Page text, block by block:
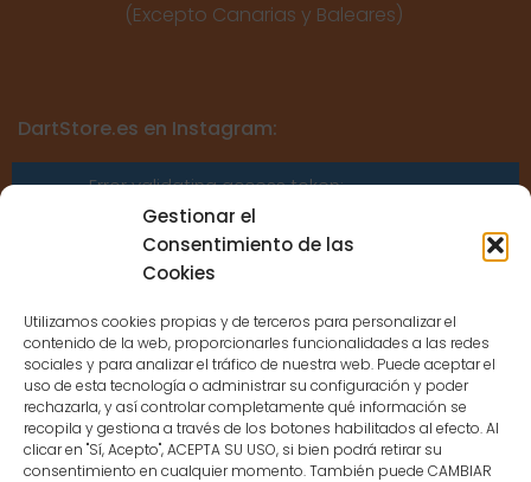
Gestionar el
Consentimiento de las
Cookies
Utilizamos cookies propias y de terceros para personalizar el
contenido de la web, proporcionarles funcionalidades a las redes
sociales y para analizar el tráfico de nuestra web. Puede aceptar el
uso de esta tecnología o administrar su configuración y poder
rechazarla, y así controlar completamente qué información se
recopila y gestiona a través de los botones habilitados al efecto. Al
clicar en "Sí, Acepto", ACEPTA SU USO, si bien podrá retirar su
consentimiento en cualquier momento. También puede CAMBIAR
(Excepto Canarias y Baleares)
DartStore.es en Instagram:
Error validating access token:
Sessions for the user are not allowed
because the user is not a confirmed
CONTACTO
MENÚ PRINCIPAL